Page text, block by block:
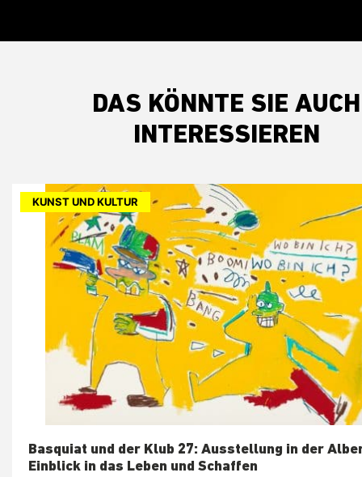
DAS KÖNNTE SIE AUCH
INTERESSIEREN
KUNST UND KULTUR
Basquiat und der Klub 27: Ausstellung in der
Einblick in das Leben und Schaffen